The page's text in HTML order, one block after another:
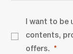
I want to be
contents,
offers.